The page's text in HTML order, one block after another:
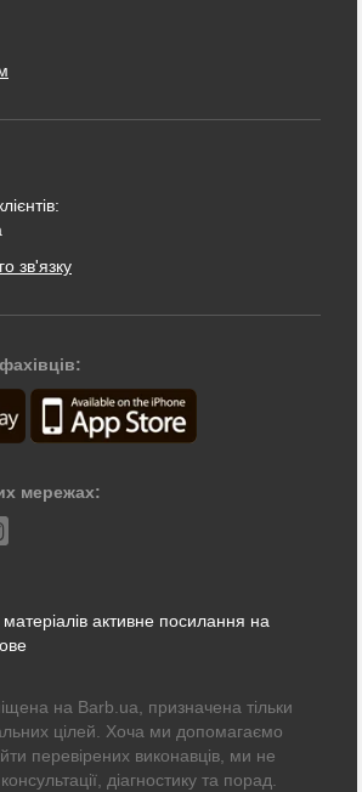
зв'язку
мережах:
активне посилання на
на Barb.ua, призначена тільки
цілей. Хоча ми допомагаємо
перевірених виконавців, ми не
діагностику та порад.